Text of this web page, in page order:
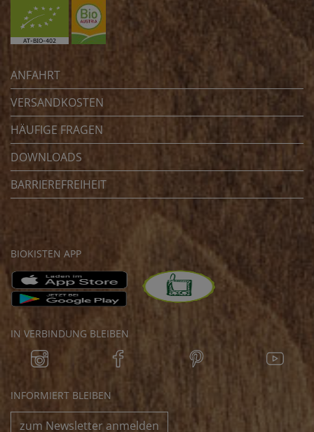
ANFAHRT
VERSANDKOSTEN
HÄUFIGE FRAGEN
DOWNLOADS
BARRIEREFREIHEIT
BIOKISTEN APP
IN VERBINDUNG BLEIBEN
INFORMIERT BLEIBEN
zum Newsletter anmelden